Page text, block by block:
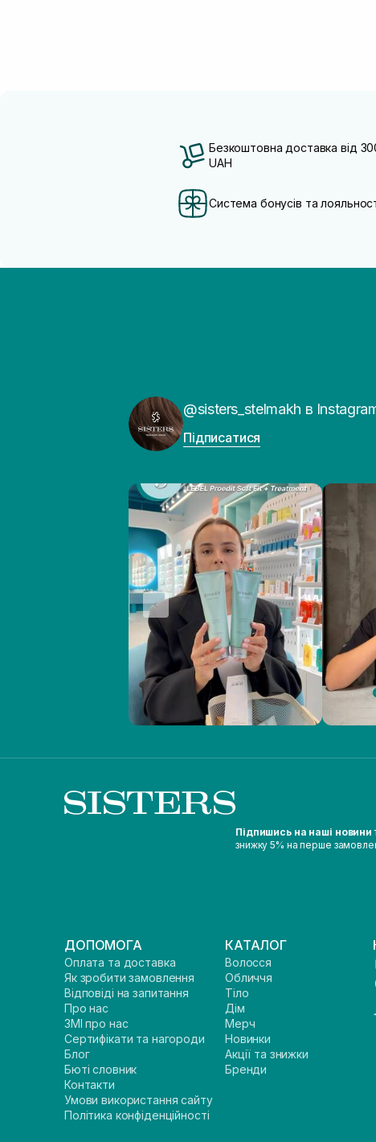
Безкоштовна доставка від
UAH
Система бонусів та
@sisters_stelmakh в
Підписатися
Підпишись на наші новини
знижку 5% на перше
ДОПОМОГА
Оплата та доставка
Як зробити замовлення
Відповіді на запитання
Про нас
ЗМІ про нас
Сертифікати та нагороди
Блог
Бюті словник
Контакти
Умови використання сайту
Політика конфіденційності
КАТАЛОГ
Волосся
Обличчя
Тіло
Дім
Мерч
Новинки
Акції та знижки
Бренди